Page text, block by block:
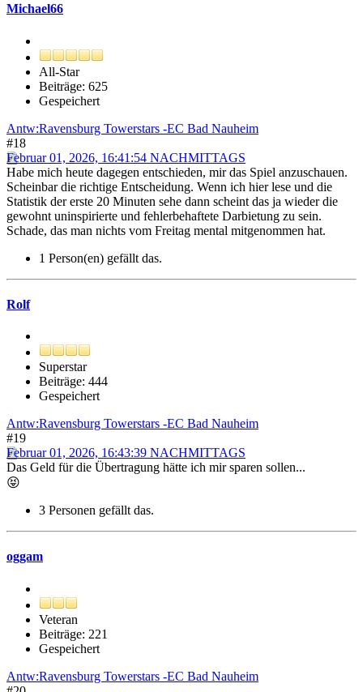
Michael66
All-Star
Beiträge: 625
Gespeichert
Antw:Ravensburg Towerstars -EC Bad Nauheim
#18
Februar 01, 2026, 16:41:54 NACHMITTAGS
Habe mich heute dagegen entschieden, mir das Spiel anzuschauen.
Scheinbar die richtige Entscheidung. Wenn ich hier lese und die
Statistik der erste 20 Minuten sehe dann scheint das ja wieder die
gewohnt uninspirierte und fehlerbehaftete Darbietung zu sein.
Schade, das man nichts vom Freitag mental mitgenommen hat.
1 Person(en) gefällt das.
Rolf
Superstar
Beiträge: 444
Gespeichert
Antw:Ravensburg Towerstars -EC Bad Nauheim
#19
Februar 01, 2026, 16:43:39 NACHMITTAGS
Das Geld für die Übertragung hätte ich mir sparen sollen...
😝
3 Personen gefällt das.
oggam
Veteran
Beiträge: 221
Gespeichert
Antw:Ravensburg Towerstars -EC Bad Nauheim